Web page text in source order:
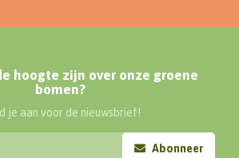
hoogte zijn over onze groene
bomen?
je aan voor de nieuwsbrief!
Abonneer